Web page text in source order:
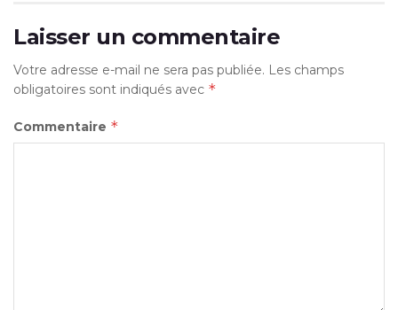
Laisser un commentaire
Votre adresse e-mail ne sera pas publiée. Les champs
obligatoires sont indiqués avec *
Commentaire *